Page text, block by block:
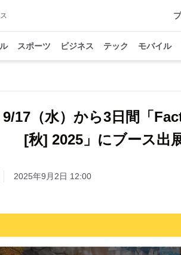
スポーツ ビジネス テック モバイル
17（水）から3日間「
[秋] 2025」にブース出
2025年9月2日 12:00